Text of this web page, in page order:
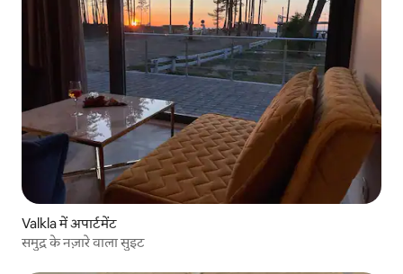
Valkla में अपार्टमेंट
समुद्र के नज़ारे वाला सुइट